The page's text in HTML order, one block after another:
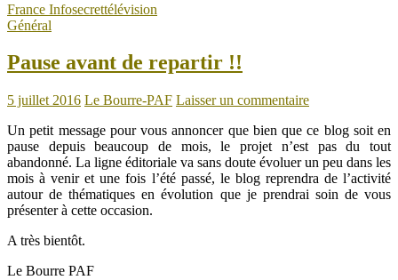
France Infosecrettélévision
Général
Pause avant de repartir !!
5 juillet 2016 Le Bourre-PAF Laisser un commentaire
Un petit message pour vous annoncer que bien que ce blog soit en
pause depuis beaucoup de mois, le projet n’est pas du tout
abandonné. La ligne éditoriale va sans doute évoluer un peu dans les
mois à venir et une fois l’été passé, le blog reprendra de l’activité
autour de thématiques en évolution que je prendrai soin de vous
présenter à cette occasion.
A très bientôt.
Le Bourre PAF